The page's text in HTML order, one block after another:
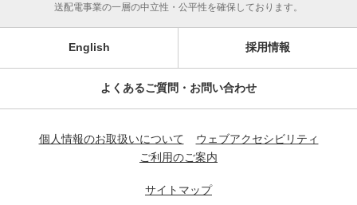
送配電事業の一層の中立性・公平性を確保しております。
English 採用情報
よくあるご質問・お問い合わせ
個人情報のお取扱いについて
ウェブアクセシビリティ
ご利用のご案内
サイトマップ